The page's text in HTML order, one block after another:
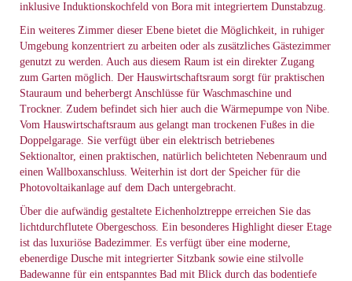
inklusive Induktionskochfeld von Bora mit integriertem Dunstabzug.
Ein weiteres Zimmer dieser Ebene bietet die Möglichkeit, in ruhiger
Umgebung konzentriert zu arbeiten oder als zusätzliches Gästezimmer
genutzt zu werden. Auch aus diesem Raum ist ein direkter Zugang
zum Garten möglich. Der Hauswirtschaftsraum sorgt für praktischen
Stauraum und beherbergt Anschlüsse für Waschmaschine und
Trockner. Zudem befindet sich hier auch die Wärmepumpe von Nibe.
Vom Hauswirtschaftsraum aus gelangt man trockenen Fußes in die
Doppelgarage. Sie verfügt über ein elektrisch betriebenes
Sektionaltor, einen praktischen, natürlich belichteten Nebenraum und
einen Wallboxanschluss. Weiterhin ist dort der Speicher für die
Photovoltaikanlage auf dem Dach untergebracht.
Über die aufwändig gestaltete Eichenholztreppe erreichen Sie das
lichtdurchflutete Obergeschoss. Ein besonderes Highlight dieser Etage
ist das luxuriöse Badezimmer. Es verfügt über eine moderne,
ebenerdige Dusche mit integrierter Sitzbank sowie eine stilvolle
Badewanne für ein entspanntes Bad mit Blick durch das bodentiefe